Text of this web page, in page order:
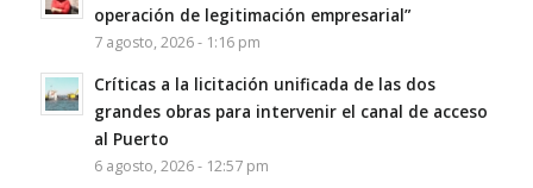
operación de legitimación empresarial”
7 agosto, 2026 - 1:16 pm
Críticas a la licitación unificada de las dos
grandes obras para intervenir el canal de acceso
al Puerto
6 agosto, 2026 - 12:57 pm